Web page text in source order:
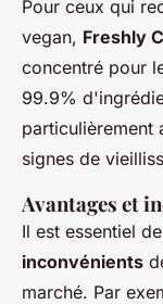
Pour ceux qui
vegan, Freshly
concentré pour
99.9%
particulièrement
signes de
Avantages et
Il est essentiel
inconvénients
marché. Par